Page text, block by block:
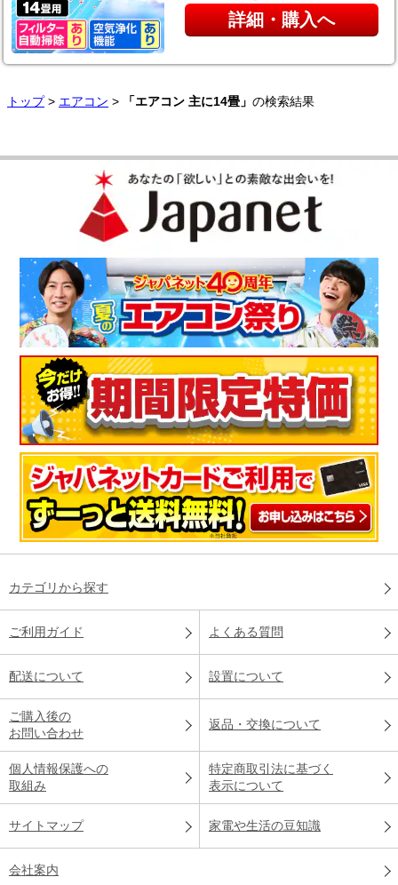
詳細・購入へ
トップ> エアコン > 「エアコン 主に14畳」 の検索結果
カテゴリから探す
ご利用ガイド よくある質問
配送について 設置について
ご購入後の
お問い合わせ
返品・交換について
個人情報保護への
取組み
特定商取引法に基づく
表示について
サイトマップ 家電や生活の豆知識
会社案内